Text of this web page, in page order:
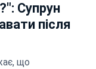
Супрун
після
що